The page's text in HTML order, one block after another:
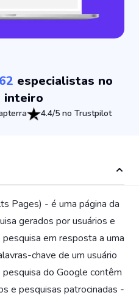
especialistas no
inteiro
4.4/5 no Trustpilot
Pages) - é uma página da
gerados por usuários e
em resposta a uma
chave de um usuário
do Google contêm
e pesquisas patrocinadas -